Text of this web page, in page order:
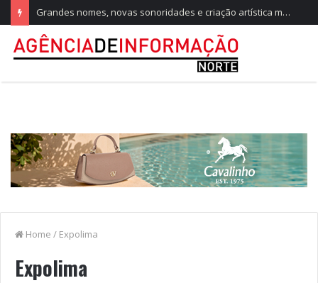
Grandes nomes, novas sonoridades e criação artística marcam a nova temporada do CTAL
Home / Expolima
Expolima